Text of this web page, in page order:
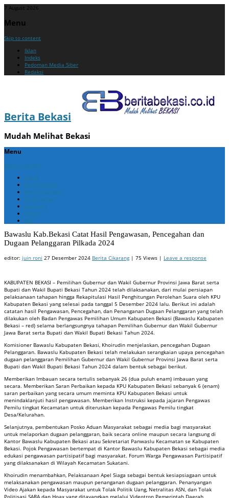
7 August 2026
Menu
Skip to content
Iklan
Indeks
Pedoman Media Siber
Redaksi
Berita Bekasi
Mudah Melihat Bekasi
Menu
Skip to content
Home
Berita Bekasi
Berita Cikarang
Berita Jabar
Nasional
Politik
ADV
Bawaslu Kab.Bekasi Catat Hasil Pengawasan, Pencegahan dan
Dugaan Pelanggaran Pilkada 2024
editor: juin roni 27 Desember 2024 Berita Cikarang| 75 Views | Leave a response
KABUPATEN BEKASI – Pemilihan Gubernur dan Wakil Gubernur Provinsi Jawa Barat serta
Bupati dan Wakil Bupati Bekasi Tahun 2024 telah dilaksanakan, dari mulai persiapan
pelaksanaan tahapan hingga Rekapitulasi Hasil Penghitungan Perolehan Suara oleh KPU
Kabupaten Bekasi yang selesai pada tanggal 5 Desember 2024 lalu. Berikut ini adalah
catatan hasil Pengawasan, Pencegahan, dan Penanganan Dugaan Pelanggaran yang telah
dilakukan oleh Badan Pengawas Pemilihan Umum Kabupaten Bekasi (Bawaslu Kabupaten
Bekasi – red) selama berlangsungnya tahapan Pemilihan Gubernur dan Wakil Gubernur
Jawa Barat serta Bupati dan Wakil Bupati Bekasi Tahun 2024.
Komisioner Bawaslu Kabupaten Bekasi, Khoirudin menjelaskan, pencegahan Dugaan
Pelanggaran. Bawaslu Kabupaten Bekasi telah melakukan serangkaian upaya pencegahan
dugaan pelanggaran Pemilihan Gubernur dan Wakil Gubernur Provinsi Jawa Barat serta
Bupati dan Wakil Bupati Bekasi Tahun 2024 dalam bentuk sebagai berikut.
Memberikan Imbauan secara tertulis sebanyak 26 (dua puluh enam) imbauan yang
secara. Memberikan Saran Perbaikan kepada KPU Kabupaten Bekasi sebanyak 6 (enam)
saran perbaikan yang secara umum meminta KPU Kabupaten Bekasi untuk
menindaklanjuti hasil pengawasan. Memberikan Instruksi kepada jajaran Pengawas
Pemilu tingkat Kecamatan untuk diteruskan kepada Pengawas Pemilu tingkat
Desa/Kelurahan.
Selanjutnya, pembentukan Posko Aduan Masyarakat sebagai media bagi masyarakat
untuk melaporkan dugaan pelanggaran, baik secara online maupun secara langsung di
Kantor Bawaslu Kabupaten Bekasi atau Sekretariat Panwaslu Kecamatan se Kabupaten
Bekasi. Pojok Pengawasan bertempat di Kantor Bawaslu Kabupaten Bekasi sebagai media
edukasi pengawasan partisipatif bagi masyarakat. Forum Warga Pengawasan Partisipatif
yang dilaksanakan di Wilayah Kecamatan Sukatani.
Khoirudin menambahkan, Pelaksanaan Apel Siaga sebagai bentuk kesiapsiagaan untuk
melaksanakan pengawasan maupun penanganan dugaan pelanggaran. Penanyangan
Video Ajakan kepada Masyarakat untuk Tolak Politik Uang, Netralitas ASN, dan Tolak
Politisasi SARA dan Hoax yang ditayangkan melalui Videotron Pemerintah Daerah